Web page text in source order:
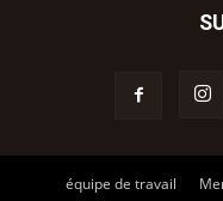
équipe de travail